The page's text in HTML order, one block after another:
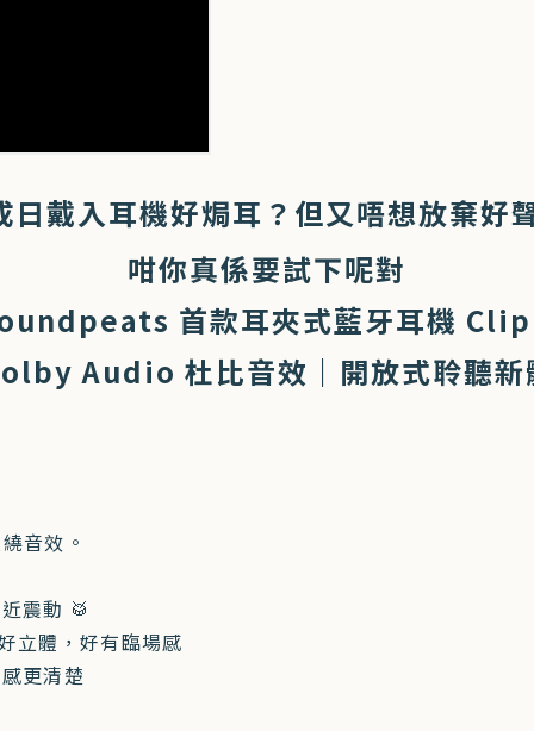
成日戴入耳機好焗耳？但又唔想放棄好
咁你真係要試下呢對
首款耳夾式藍牙耳機
Audio 杜比音效｜開放式聆聽新
音效。
震動 🥁
立體，好有臨場感
更清楚